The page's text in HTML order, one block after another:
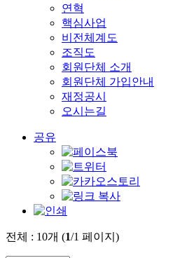
연혁
핵심사업
비전체계도
조직도
회원단체 소개
회원단체 가입안내
재정공시
오시는길
공유
전체 : 10개 (1/1 페이지)